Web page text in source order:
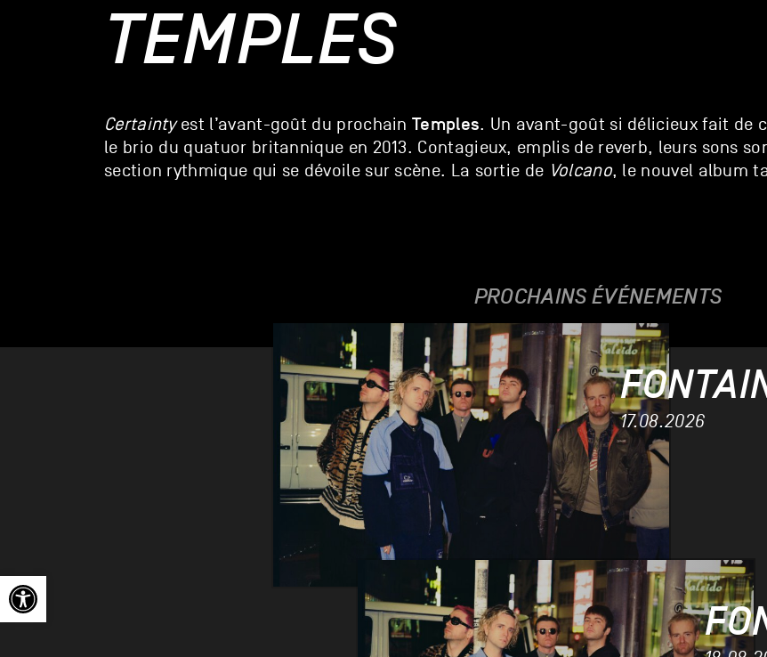
Ouvrir la barre d’outils
TEMPLES
Certaintyest l’avant-goût du prochainTemples. Un avant-goût si délicieux fait de
le brio du quatuor britannique en 2013. Contagieux, emplis de reverb, leurs sons
section rythmique qui se dévoile sur scène. La sortie de Volcano, le nouvel album
PROCHAINS ÉVÉNEMENTS
17.08.2026